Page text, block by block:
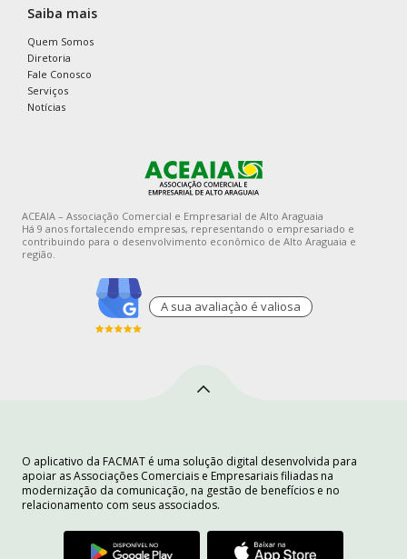
Saiba mais
Quem Somos
Diretoria
Fale Conosco
Serviços
Notícias
ACEAIA – Associação Comercial e Empresarial de Alto Araguaia
Há 9 anos fortalecendo empresas, representando o empresariado e
contribuindo para o desenvolvimento econômico de Alto Araguaia e
região.
A sua avaliaçào é valiosa
O aplicativo da FACMAT é uma solução digital desenvolvida para
apoiar as Associações Comerciais e Empresariais filiadas na
modernização da comunicação, na gestão de benefícios e no
relacionamento com seus associados.